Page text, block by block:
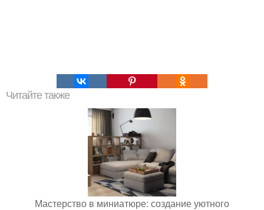
Читайте также
Мастерство в миниатюре: создание уютного